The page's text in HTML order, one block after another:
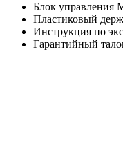
Блок управления
Пластиковый
Инструкция по
Гарантийный